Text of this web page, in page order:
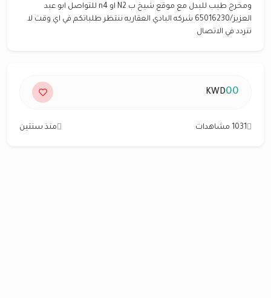
ومخرج طيب للبدل مع موقع شيخ ب N2 او n4 للتواصل ابو عبد
العزيز/65016230 شركه البادي العقاريه ننتظر طلباتكم في اي وقت لا
تتردد في الاتصال
00
KWD
1031 مشاهدات منذ سنتين